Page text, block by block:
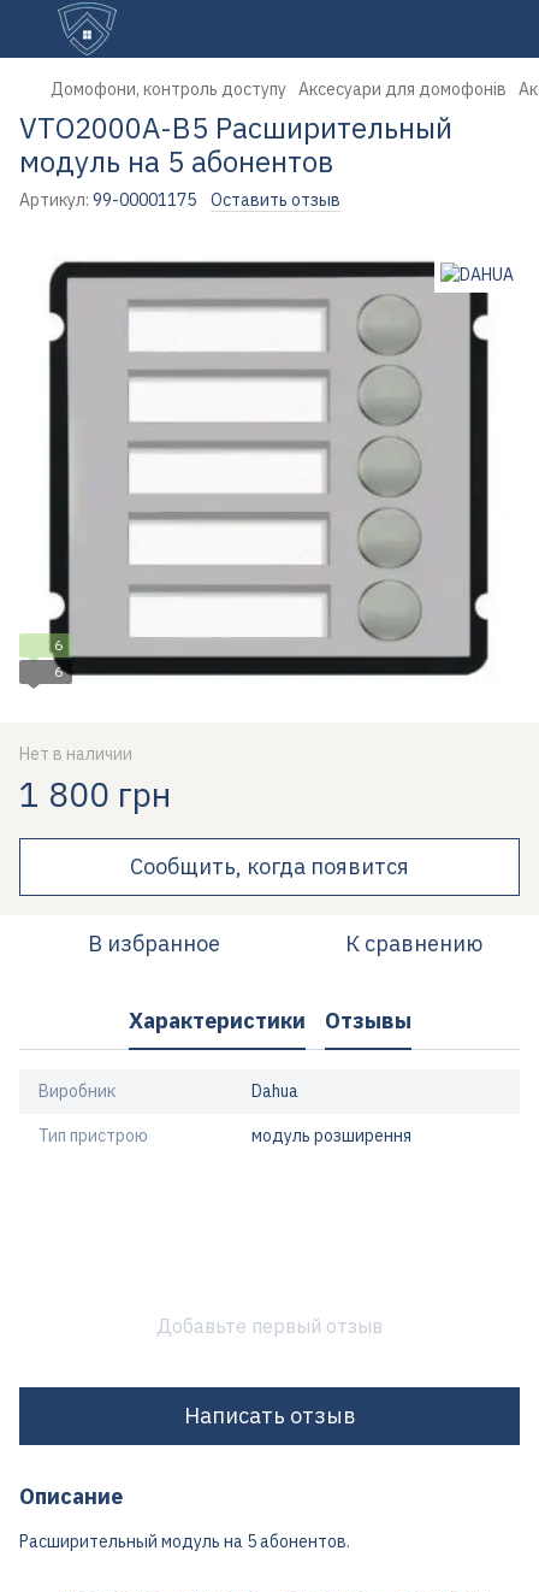
Домофони, контроль доступу Аксесуари для домофонів
VTO2000A-B5 Расширительный
модуль на 5 абонентов
Артикул: 99-00001175 Оставить отзыв
6
6
Нет в наличии
1 800 грн
Сообщить, когда появится
В избранное К сравнению
Характеристики Отзывы
Виробник Dahua
Тип пристрою модуль розширення
Добавьте первый отзыв
Написать отзыв
Описание
Расширительный модуль на 5 абонентов.